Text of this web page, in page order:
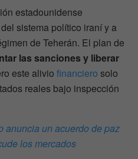
estadounidense
sistema político iraní y a
de Teherán. El plan de
las sanciones y liberar
este alivio financiero solo
reales bajo inspección
anuncia un acuerdo de paz
los mercados